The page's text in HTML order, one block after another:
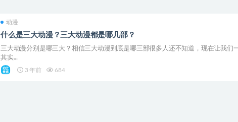
动漫
什么是三大动漫？三大动漫都是哪几部？
三大动漫分别是哪三大？相信三大动漫到底是哪三部很多人还不知道，现在让我们
其实...
3 年前 684